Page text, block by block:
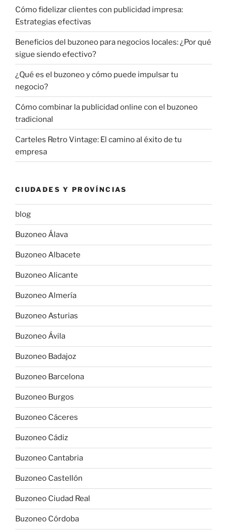
Cómo fidelizar clientes con publicidad impresa:
Estrategias efectivas
Beneficios del buzoneo para negocios locales: ¿Por qué
sigue siendo efectivo?
¿Qué es el buzoneo y cómo puede impulsar tu
negocio?
Cómo combinar la publicidad online con el buzoneo
tradicional
Carteles Retro Vintage: El camino al éxito de tu
empresa
CIUDADES Y PROVÍNCIAS
blog
Buzoneo Álava
Buzoneo Albacete
Buzoneo Alicante
Buzoneo Almería
Buzoneo Asturias
Buzoneo Ávila
Buzoneo Badajoz
Buzoneo Barcelona
Buzoneo Burgos
Buzoneo Cáceres
Buzoneo Cádiz
Buzoneo Cantabria
Buzoneo Castellón
Buzoneo Ciudad Real
Buzoneo Córdoba